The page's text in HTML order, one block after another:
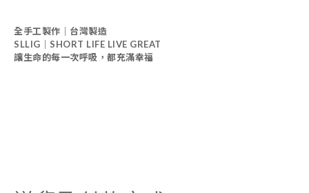
全手工製作｜台灣製造
SLLIG｜SHORT LIFE LIVE GREAT
讓生命的每一次呼吸，都充滿幸福